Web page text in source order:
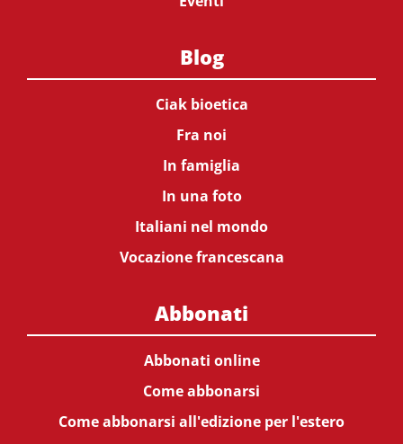
Blog
Ciak bioetica
Fra noi
In famiglia
In una foto
Italiani nel mondo
Vocazione francescana
Abbonati
Abbonati online
Come abbonarsi
Come abbonarsi all'edizione per l'estero